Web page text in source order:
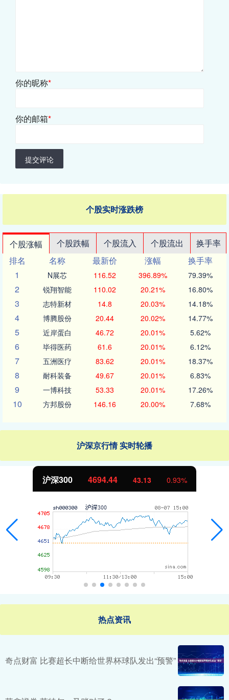
你的昵称*
你的邮箱*
提交评论
个股实时涨跌榜
个股涨幅 个股跌幅 个股流入 个股流出
换手率
排名
名称 最新价 涨幅
换手率
1
N展芯 116.52 396.89% 79.39%
2 锐翔智能 110.02 20.21% 16.80%
3 志特新材 14.8 20.03% 14.18%
4 博腾股份 20.44 20.02% 14.77%
5 近岸蛋白 46.72 20.01% 5.62%
6 毕得医药 61.6 20.01% 6.12%
7 五洲医疗 83.62 20.01% 18.37%
8 耐科装备 49.67 20.01% 6.83%
9 一博科技 53.33 20.01% 17.26%
10 方邦股份 146.16 20.00% 7.68%
沪深京行情 实时轮播
北证50 1134.24 11.37 1.01%
热点资讯
奇点财富 比赛超长中断给世界杯球队发出“预警”